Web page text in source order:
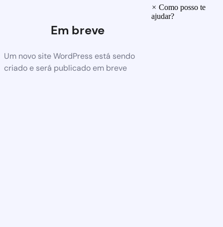
Em breve
Um novo site WordPress está sendo
criado e será publicado em breve
× Como posso te
ajudar?